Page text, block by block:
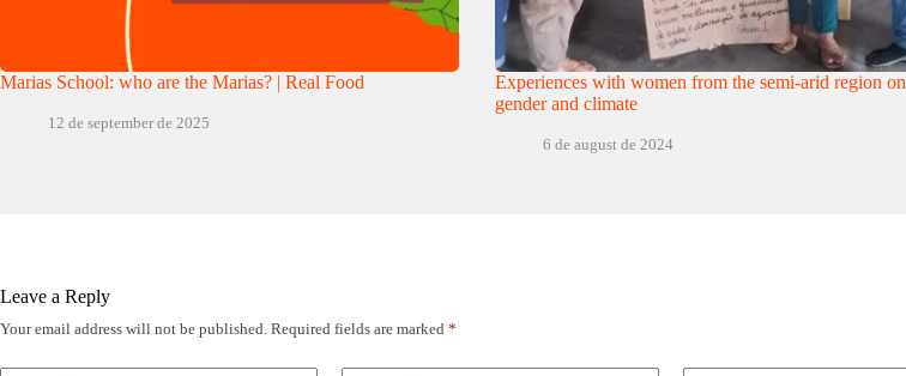
Marias School: who are the Marias? | Real Food
12 de september de 2025
Experiences with women from the semi-arid region on
gender and climate
6 de august de 2024
Leave a Reply
Your email address will not be published. Required fields are marked *